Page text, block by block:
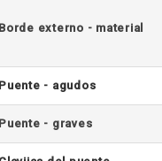
Borde externo - material
Puente - agudos
Puente - graves